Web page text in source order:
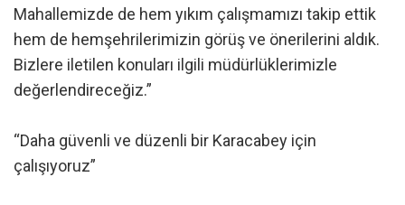
Mahallemizde de hem yıkım çalışmamızı takip ettik
hem de hemşehrilerimizin görüş ve önerilerini aldık.
Bizlere iletilen konuları ilgili müdürlüklerimizle
değerlendireceğiz.”
“Daha güvenli ve düzenli bir Karacabey için
çalışıyoruz”